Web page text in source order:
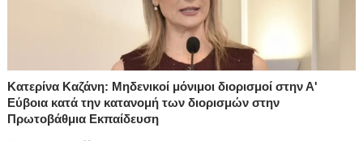
Κατερίνα Καζάνη: Μηδενικοί μόνιμοι διορισμοί στην Α'
Εύβοια κατά την κατανομή των διορισμών στην
Πρωτοβάθμια Εκπαίδευση